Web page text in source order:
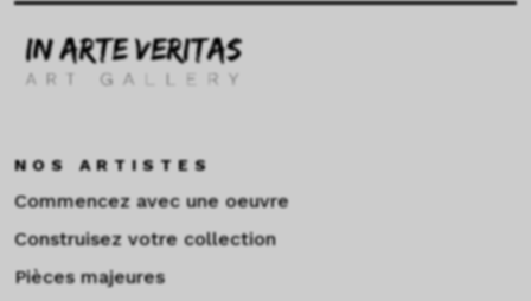
NOS ARTISTES
Commencez avec une oeuvre
Construisez votre collection
Pièces majeures